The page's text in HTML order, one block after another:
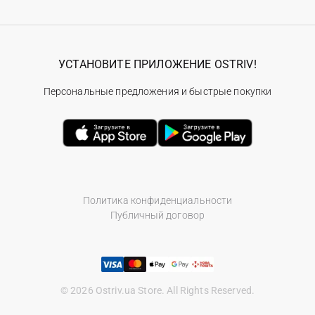
Политика конфиденциальности
Публичный договор
© 2026 Ostriv.ua Store. All Rights Reserved.
УСТАНОВИТЕ ПРИЛОЖЕНИЕ OSTRIV!
Персональные предложения и быстрые покупки